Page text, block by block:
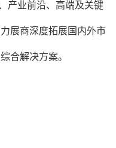
产业前沿、高端及关键
展商深度拓展国内外市
合解决方案。